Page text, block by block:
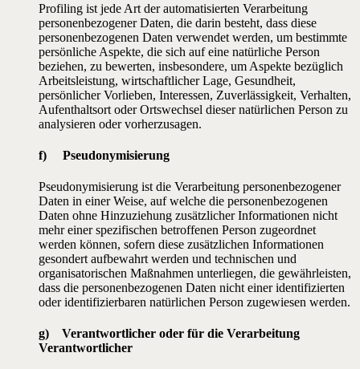
Profiling ist jede Art der automatisierten Verarbeitung
personenbezogener Daten, die darin besteht, dass diese
personenbezogenen Daten verwendet werden, um bestimmte
persönliche Aspekte, die sich auf eine natürliche Person
beziehen, zu bewerten, insbesondere, um Aspekte bezüglich
Arbeitsleistung, wirtschaftlicher Lage, Gesundheit,
persönlicher Vorlieben, Interessen, Zuverlässigkeit, Verhalten,
Aufenthaltsort oder Ortswechsel dieser natürlichen Person zu
analysieren oder vorherzusagen.
f) Pseudonymisierung
Pseudonymisierung ist die Verarbeitung personenbezogener
Daten in einer Weise, auf welche die personenbezogenen
Daten ohne Hinzuziehung zusätzlicher Informationen nicht
mehr einer spezifischen betroffenen Person zugeordnet
werden können, sofern diese zusätzlichen Informationen
gesondert aufbewahrt werden und technischen und
organisatorischen Maßnahmen unterliegen, die gewährleisten,
dass die personenbezogenen Daten nicht einer identifizierten
oder identifizierbaren natürlichen Person zugewiesen werden.
g) Verantwortlicher oder für die Verarbeitung
Verantwortlicher